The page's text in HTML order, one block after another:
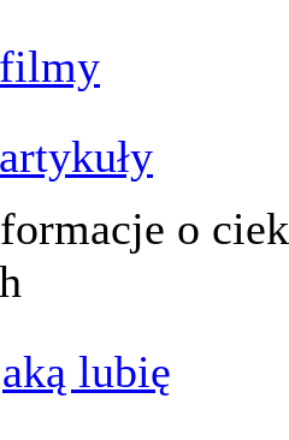
o
lubię